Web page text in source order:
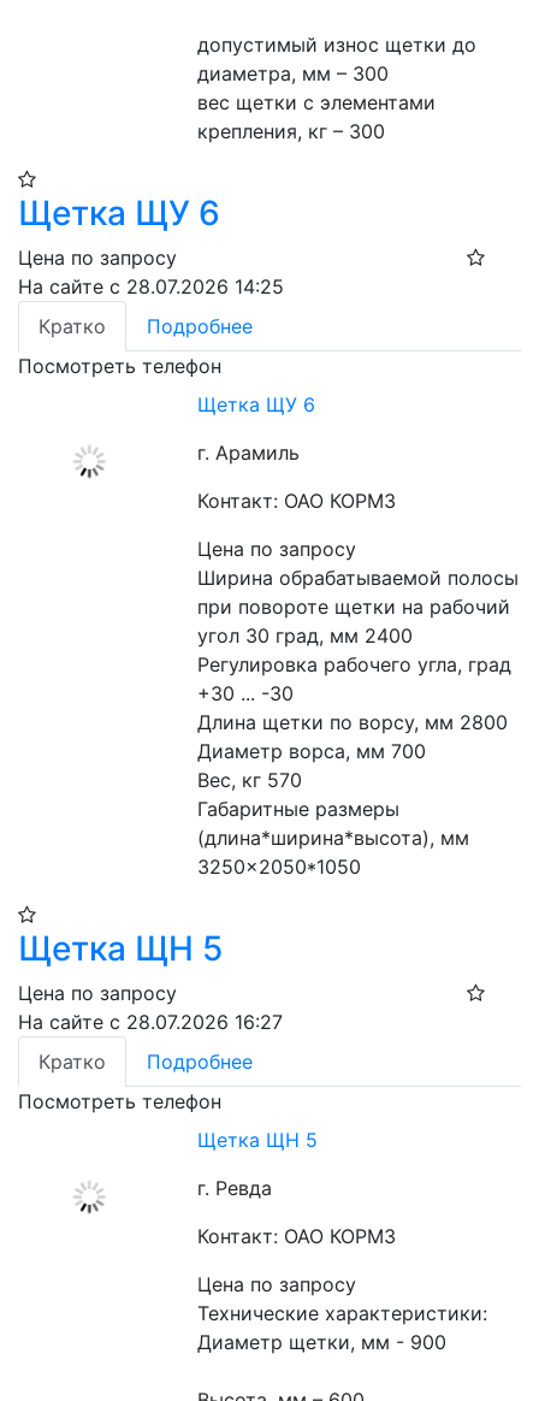
допустимый износ щетки до
диаметра, мм – 300
вес щетки с элементами
крепления, кг – 300
Щетка ЩУ 6
Цена по запросу
На сайте с 28.07.2026 14:25
Кратко
Подробнее
Посмотреть телефон
Щетка ЩУ 6
г. Арамиль
Контакт: ОАО КОРМЗ
Цена по запросу
Ширина обрабатываемой полосы
при повороте щетки на рабочий
угол 30 град, мм 2400
Регулировка рабочего угла, град
+30 ... -30
Длина щетки по ворсу, мм 2800
Диаметр ворса, мм 700
Вес, кг 570
Габаритные размеры
(длина*ширина*высота), мм
3250×2050*1050
Щетка ЩН 5
Цена по запросу
На сайте с 28.07.2026 16:27
Кратко
Подробнее
Посмотреть телефон
Щетка ЩН 5
г. Ревда
Контакт: ОАО КОРМЗ
Цена по запросу
Технические характеристики:
Диаметр щетки, мм - 900